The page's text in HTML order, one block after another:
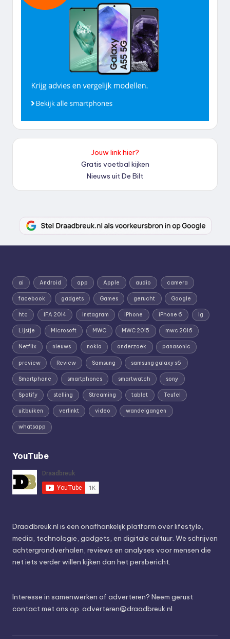
Jouw link hier?
Gratis voetbal kijken
Nieuws uit De Bilt
ai Android app Apple audio camera
facebook gadgets Games gerucht Google
htc IFA 2014 instagram iPhone iPhone 6 lg
Lijstje Microsoft MWC MWC 2015 mwc 2016
Netflix nieuws nokia onderzoek panasonic
preview Review Samsung samsung galaxy s6
Smartphone smartphones smartwatch sony
Spotify stelling Streaming tablet Teufel
uitbuiken verlinkt video wandelgangen
whatsapp
YouTube
Draadbreuk.nl is een onafhankelijk platform over lifestyle,
media, technologie, gadgets, en digitale cultuur. We schrijven
achtergrondverhalen, reviews en analyses voor mensen die
net iets verder willen kijken dan het persbericht.
Interesse in samenwerken of adverteren? Neem gerust
contact met ons op. adverteren@draadbreuk.nl